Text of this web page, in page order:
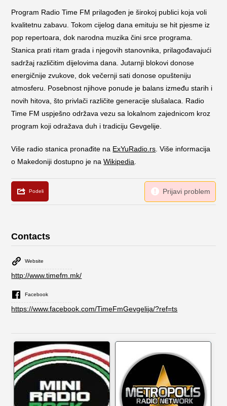
Program Radio Time FM prilagođen je širokoj publici koja voli
kvalitetnu zabavu. Tokom cijelog dana emituju se hit pjesme iz
pop repertoara, dok narodna muzika čini srce programa.
Stanica prati ritam grada i njegovih stanovnika, prilagođavajući
sadržaj različitim dijelovima dana. Jutarnji blokovi donose
energičnije zvukove, dok večernji sati donose opušteniju
atmosferu. Posebnost njihove ponude je balans između starih i
novih hitova, što privlači različite generacije slušalaca. Radio
Time FM uspješno održava vezu sa lokalnom zajednicom kroz
program koji odražava duh i tradiciju Gevgelije.
Više radio stanica pronađite na ExYuRadio.rs . Više informacija
o Makedoniji dostupno je naWikipedia
Contacts
Website
http://www.timefm.mk/
Facebook
https://www.facebook.com/TimeFmGevgelija/?ref=ts